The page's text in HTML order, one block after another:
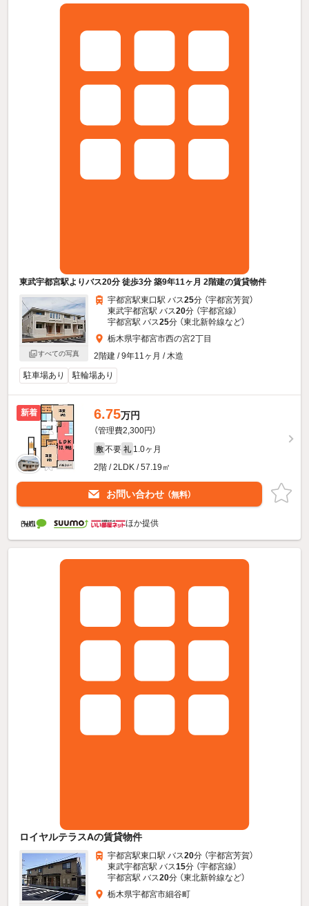
東武宇都宮駅よりバス20分 徒歩3分 築9年11ヶ月 2階建の賃貸物件
すべての写真
宇都宮駅東口駅 バス25分 （宇都宮芳賀）
東武宇都宮駅 バス20分 （宇都宮線）
宇都宮駅 バス25分 （東北新幹線など）
栃木県宇都宮市西の宮2丁目
2階建 / 9年11ヶ月 / 木造
駐車場あり
駐輪場あり
新着 6.75万円
（管理費2,300円）
敷 不要 礼 1.0ヶ月
2階 / 2LDK / 57.19㎡
お問い合わせ （無料）
ほか提供
ロイヤルテラスAの賃貸物件
宇都宮駅東口駅 バス20分 （宇都宮芳賀）
東武宇都宮駅 バス15分 （宇都宮線）
宇都宮駅 バス20分 （東北新幹線など）
栃木県宇都宮市細谷町